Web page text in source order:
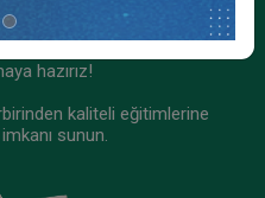
hazırız!
kaliteli eğitimlerine
sunun.